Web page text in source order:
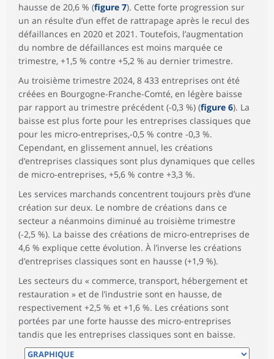
hausse de 20,6 % (figure 7). Cette forte progression sur
un an résulte d’un effet de rattrapage après le recul des
défaillances en 2020 et 2021. Toutefois, l’augmentation
du nombre de défaillances est moins marquée ce
trimestre, +1,5 % contre +5,2 % au dernier trimestre.
Au troisième trimestre 2024, 8 433 entreprises ont été
créées en Bourgogne-Franche-Comté, en légère baisse
par rapport au trimestre précédent (-0,3 %) (figure 6). La
baisse est plus forte pour les entreprises classiques que
pour les micro-entreprises,-0,5 % contre -0,3 %.
Cependant, en glissement annuel, les créations
d’entreprises classiques sont plus dynamiques que celles
de micro-entreprises, +5,6 % contre +3,3 %.
Les services marchands concentrent toujours près d’une
création sur deux. Le nombre de créations dans ce
secteur a néanmoins diminué au troisième trimestre
(-2,5 %). La baisse des créations de micro-entreprises de
4,6 % explique cette évolution. À l’inverse les créations
d’entreprises classiques sont en hausse (+1,9 %).
Les secteurs du « commerce, transport, hébergement et
restauration » et de l’industrie sont en hausse, de
respectivement +2,5 % et +1,6 %. Les créations sont
portées par une forte hausse des micro-entreprises
tandis que les entreprises classiques sont en baisse.